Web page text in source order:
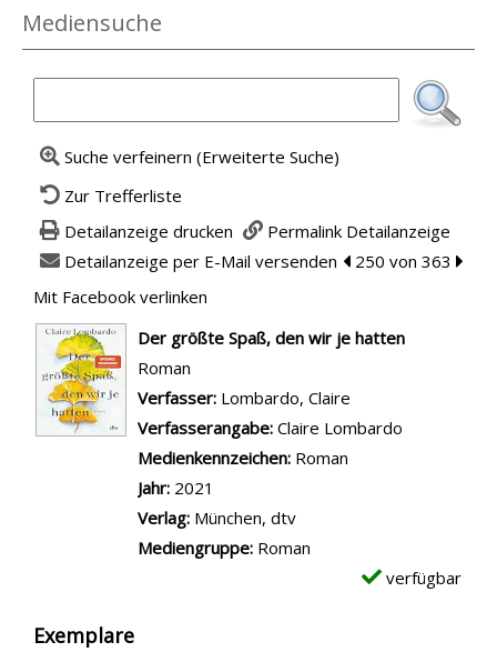
Mediensuche
Suche verfeinern (Erweiterte Suche)
Zur Trefferliste
Detailanzeige drucken
Permalink Detailanzeige
Detailanzeige per E-Mail versenden zum vorherigen
250 von 363 zum
Mit Facebook verlinken
wird in neuem Tab geöffnet
Der größte Spaß, den wir je hatten
Roman
Verfasser: Suche nach diesem Verfasser
Lombardo, Claire
Verfasserangabe: Claire Lombardo
Medienkennzeichen: Roman
Jahr: 2021
Verlag: München, dtv
Mediengruppe: Roman
verfügbar
Exemplare